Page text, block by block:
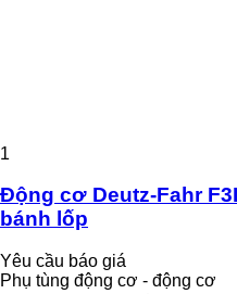
1
Động cơ Deutz-Fahr
bánh lốp
Yêu cầu báo giá
Phụ tùng động cơ - động cơ